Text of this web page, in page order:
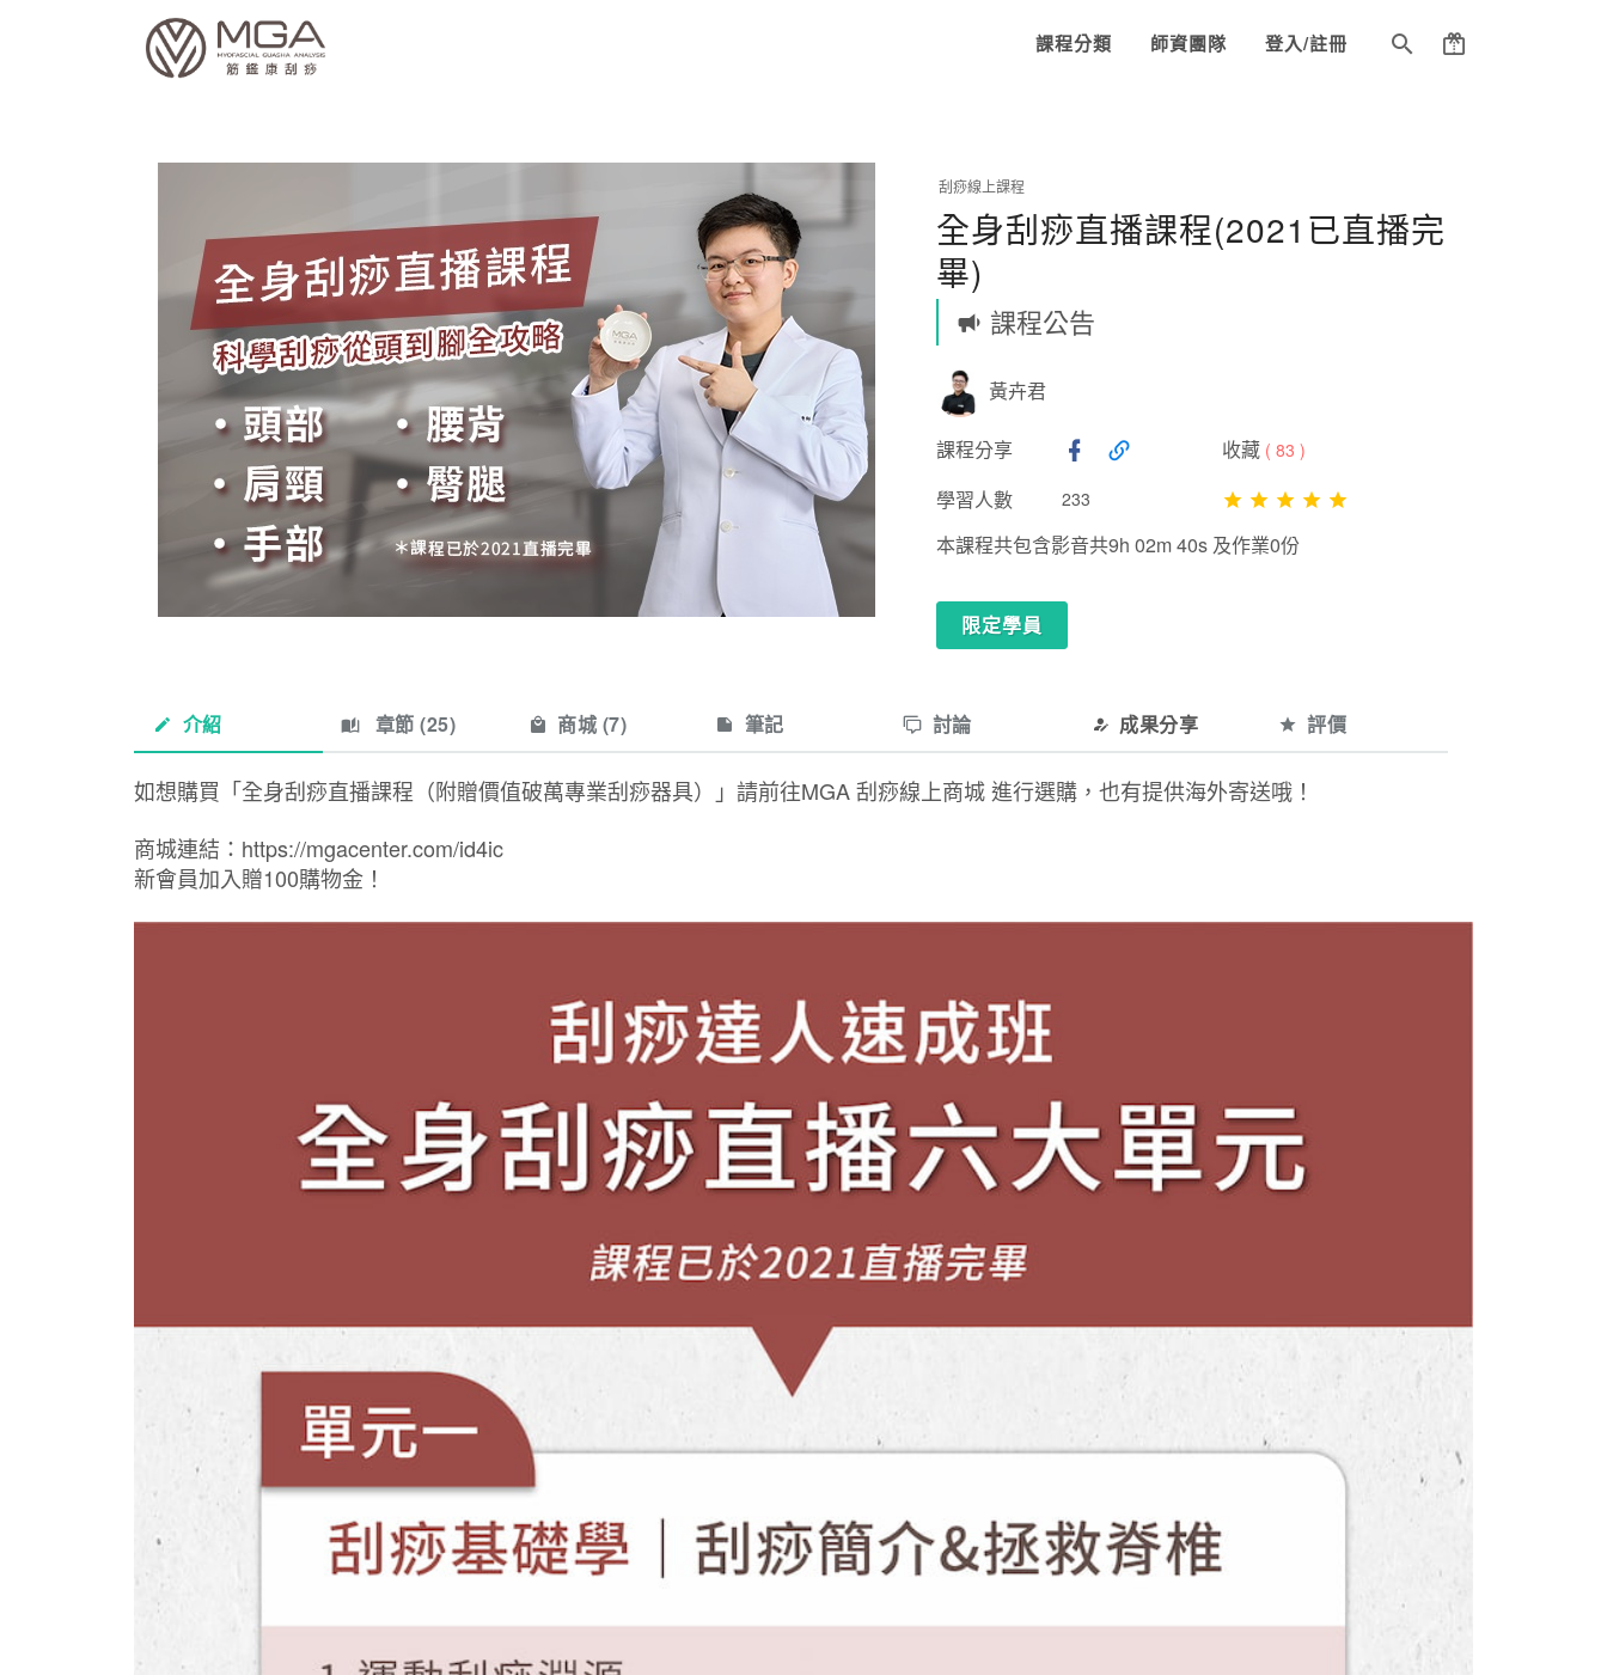
課程分類 師資團隊 登入/註冊
刮痧線上課程
全身刮痧直播課程(2021已直播完
畢)
課程公告
黃卉君
課程分享 收藏 (83)
學習人數 233
本課程共包含影音共9h 02m 40s 及作業0份
限定學員
介紹 章節 (25) 商城 (7) 筆記 討論 成果分享 評價
如想購買「全身刮痧直播課程（附贈價值破萬專業刮痧器具）」請前往MGA刮痧線上商城進行選購，也有提供海外寄送哦！
商城連結： https://mgacenter.com/id4ic
新會員加入贈100購物金！